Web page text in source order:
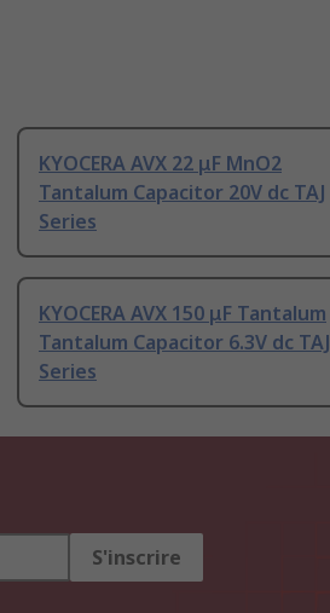
KYOCERA AVX 22 μF MnO2
Tantalum Capacitor 20V dc TAJ
Series
KYOCERA AVX 150 μF Tantalum
Tantalum Capacitor 6.3V dc TAJ
Series
S'inscrire